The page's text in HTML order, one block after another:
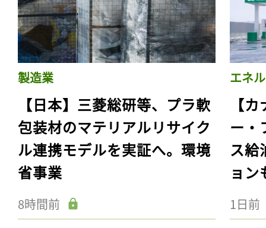
製造業
【日本】三菱総研等、プラ軟
包装材のマテリアルリサイク
ル連携モデルを実証へ。環境
省事業
8時間前
エネ
【
ー・
ス給
ョン
1日前